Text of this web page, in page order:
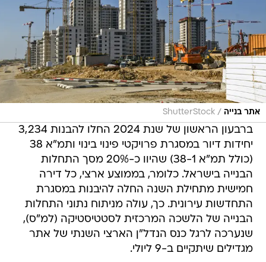
אתר בנייה /
ShutterStock
ברבעון הראשון של שנת 2024 החלו להבנות 3,234
יחידות דיור במסגרת פרויקטי פינוי בינוי ותמ"א 38
(כולל תמ"א 38-1) שהיוו כ-20% מסך התחלות
הבנייה בישראל. כלומר, בממוצע ארצי, כל דירה
חמישית מתחילת השנה החלה להיבנות במסגרת
התחדשות עירונית. כך, עולה מניתוח נתוני התחלות
הבנייה של הלשכה המרכזית לסטטיסטיקה (למ"ס),
שנערכה לרגל כנס הנדל"ן הארצי השנתי של אתר
מגדילים שיתקיים ב-9 ליולי.